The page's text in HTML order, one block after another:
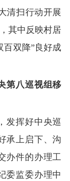
清扫行动开展
其中反映村居
百双降”良好成
第八巡视组移
发挥好中央巡
承上启下、沟
办件的办理工
委监委办理中